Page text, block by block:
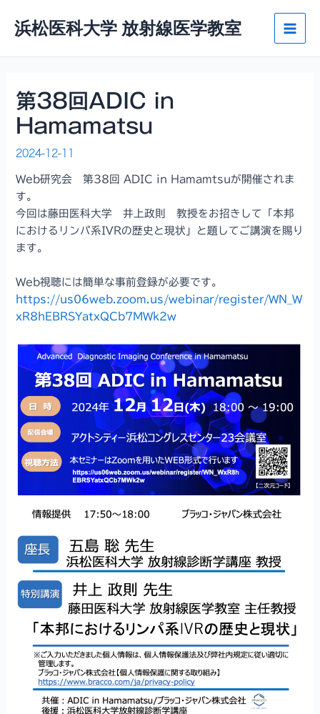
ス
浜松医科大学 放射線医学教室
Main
第38回ADIC in
Hamamatsu
2024-12-11
Web研究会 第38回 ADIC in Hamamtsuが開催されま
す。
今回は藤田医科大学 井上政則 教授をお招きして「本邦
におけるリンパ系IVRの歴史と現状」と題してご講演を賜り
ます。
Web視聴には簡単な事前登録が必要です。
https://us06web.zoom.us/webinar/register/WN_W
xR8hEBRSYatxQCb7MWk2w